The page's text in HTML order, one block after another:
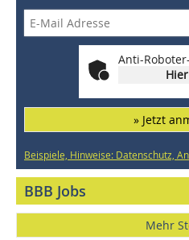
Anti-
» Jetzt
Beispiele, Hinweise: Datenschutz,
BBB Jobs
Mehr